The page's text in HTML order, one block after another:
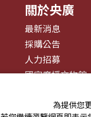
關於央廣
最新消息
採購公告
人力招募
國家廣播文物館
為提供您